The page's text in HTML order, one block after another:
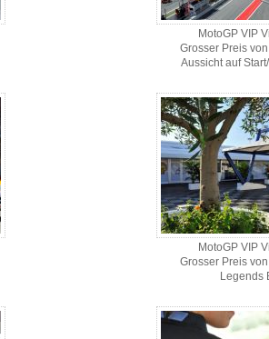
MotoGP VIP
Grosser Preis
Aussicht auf
MotoGP VIP
Grosser Preis
Legends